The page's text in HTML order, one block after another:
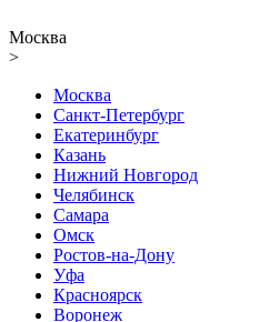
Москва
>
Москва
Санкт-Петербург
Екатеринбург
Казань
Нижний Новгород
Челябинск
Самара
Омск
Ростов-на-Дону
Уфа
Красноярск
Воронеж